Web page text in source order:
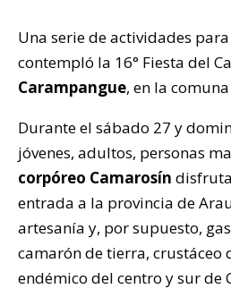
Una serie de actividades
contempló la 16° Fiesta del
Carampangue, en la
Durante el sábado 27 y
jóvenes, adultos, personas
corpóreo Camarosín
entrada a la provincia de
artesanía y, por supuesto,
camarón de tierra, crustáceo
endémico del centro y sur de